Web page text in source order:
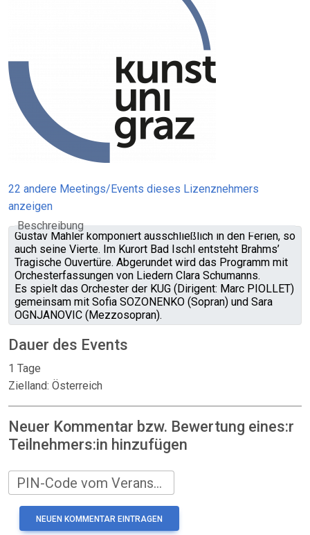
22 andere Meetings/Events dieses Lizenznehmers
anzeigen
Beschreibung
Gustav Mahler komponiert ausschließlich in den Ferien, so
auch seine Vierte. Im Kurort Bad Ischl entsteht Brahms’
Tragische Ouvertüre. Abgerundet wird das Programm mit
Orchesterfassungen von Liedern Clara Schumanns.
Es spielt das Orchester der KUG (Dirigent: Marc PIOLLET)
gemeinsam mit Sofia SOZONENKO (Sopran) und Sara
OGNJANOVIC (Mezzosopran).
Dauer des Events
1 Tage
Zielland: Österreich
Neuer Kommentar bzw. Bewertung eines:r
Teilnehmers:in hinzufügen
PIN-Code vom Veranstalter